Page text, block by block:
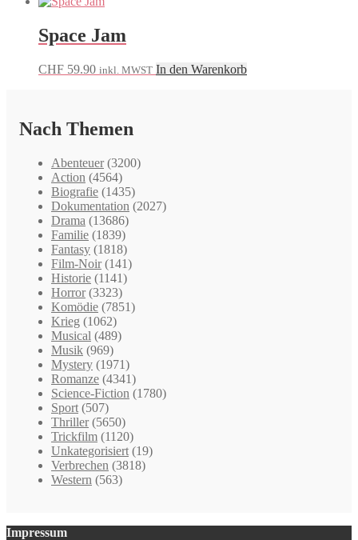
Space Jam
CHF 59.90 inkl. MWST In den Warenkorb
Nach Themen
Abenteuer (3200)
Action (4564)
Biografie (1435)
Dokumentation (2027)
Drama (13686)
Familie (1839)
Fantasy (1818)
Film-Noir (141)
Historie (1141)
Horror (3323)
Komödie (7851)
Krieg (1062)
Musical (489)
Musik (969)
Mystery (1971)
Romanze (4341)
Science-Fiction (1780)
Sport (507)
Thriller (5650)
Trickfilm (1120)
Unkategorisiert (19)
Verbrechen (3818)
Western (563)
Impressum